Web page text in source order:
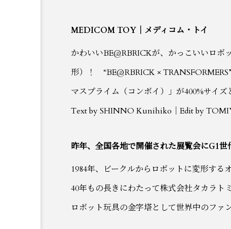
MEDICOM TOY｜メディコム・トイ
かわいいBE@RBRICKが、かっこいいロボ
形）！ “BE@RBRICK ×
マスプライム（コンボイ）」が400%サイズ
Text by SHINNO Kunihiko｜Edit by
昨年、全国各地で開催された展覧会にG1世
1984年、ビークルからロボットに変形する
40年もの長きにわたって株式会社タカラト
ロボット玩具の金字塔として世界中のファ
ター登場